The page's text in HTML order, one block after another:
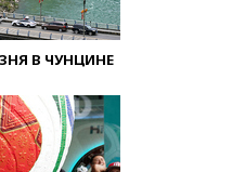
В ЧУНЦИНЕ